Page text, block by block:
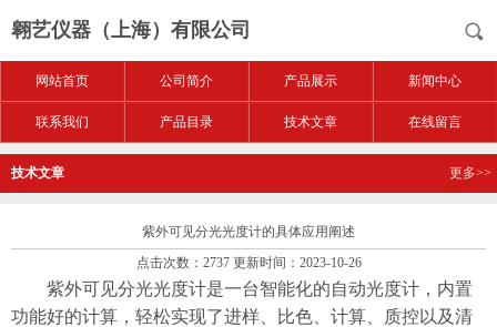
翱艺仪器（上海）有限公司
网站首页 公司简介 产品展示 新闻中心
联系我们 产品目录 技术文章 在线留言
技术文章 更多>>
紫外可见分光光度计的具体应用阐述
点击次数：2737 更新时间：2023-10-26
紫外可见分光光度计是一台智能化的自动光度计，内置
功能好的计算，轻松实现了进样、比色、计算、质控以及清